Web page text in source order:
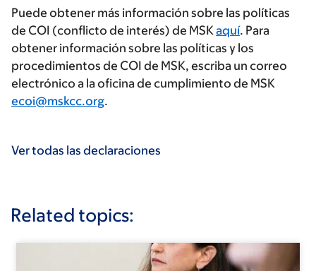
Puede obtener más información sobre las políticas
de COI (conflicto de interés) de MSKaquí. Para
obtener información sobre las políticas y los
procedimientos de COI de MSK, escriba un correo
electrónico a la oficina de cumplimiento de MSK
ecoi@mskcc.org.
Ver todas las declaraciones
Related topics: